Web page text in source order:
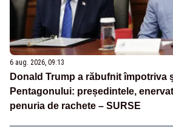
6 aug. 2026, 09:13
Donald Trump a răbufnit împotriva
Pentagonului: președintele,
penuria de rachete – SURSE